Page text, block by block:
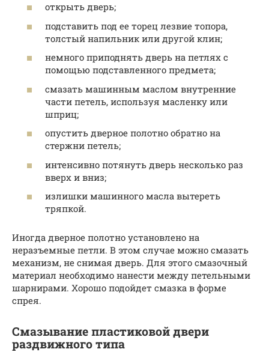
открыть дверь;
подставить под ее торец лезвие топора,
толстый напильник или другой клин;
немного приподнять дверь на петлях с
помощью подставленного предмета;
смазать машинным маслом внутренние
части петель, используя масленку или
шприц;
опустить дверное полотно обратно на
стержни петель;
интенсивно потянуть дверь несколько раз
вверх и вниз;
излишки машинного масла вытереть
тряпкой.
Иногда дверное полотно установлено на
неразъемные петли. В этом случае можно смазать
механизм, не снимая дверь. Для этого смазочный
материал необходимо нанести между петельными
шарнирами. Хорошо подойдет смазка в форме
спрея.
Смазывание пластиковой двери
раздвижного типа